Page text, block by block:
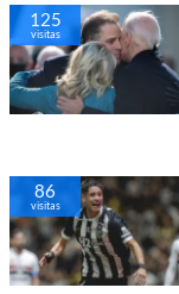
125
visitas
86
visitas